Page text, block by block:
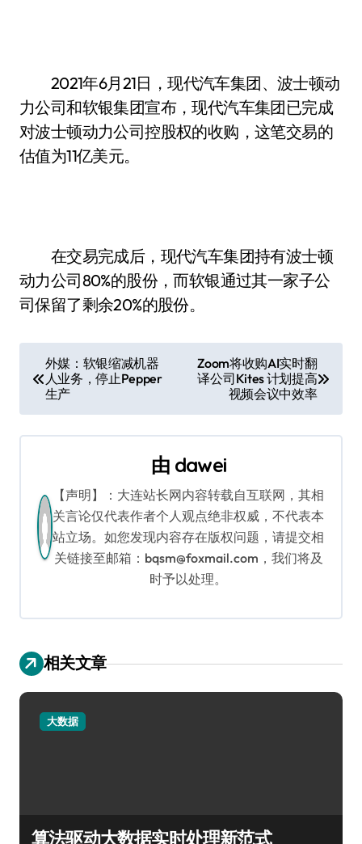
2021年6月21日，现代汽车集团、波士顿动
力公司和软银集团宣布，现代汽车集团已完成
对波士顿动力公司控股权的收购，这笔交易的
估值为11亿美元。
在交易完成后，现代汽车集团持有波士顿
动力公司80%的股份，而软银通过其一家子公
司保留了剩余20%的股份。
章
导
外媒：软银缩减机器
人业务，停止Pepper
生产
Zoom将收购AI实时翻
译公司Kites 计划提高
视频会议中效率
由 dawei
【声明】：大连站长网内容转载自互联网，其相
关言论仅代表作者个人观点绝非权威，不代表本
站立场。如您发现内容存在版权问题，请提交相
关链接至邮箱：bqsm@foxmail.com，我们将及
时予以处理。
相关文章
大数据
算法驱动大数据实时处理新范式